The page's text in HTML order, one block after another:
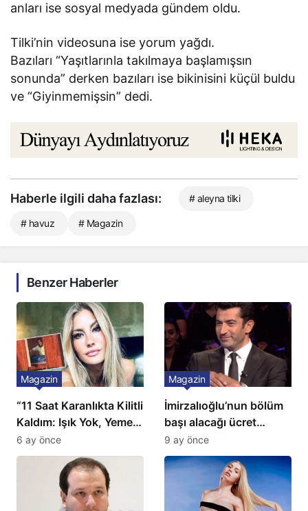
anları ise sosyal medyada gündem oldu.
Tilki’nin videosuna ise yorum yağdı.
Bazıları “Yaşıtlarınla takılmaya başlamışsın
sonunda” derken bazıları ise bikinisini küçül buldu
ve “Giyinmemişsin” dedi.
Haberle ilgili daha fazlası: # aleyna tilki
# havuz # Magazin
Benzer Haberler
“11 Saat Karanlıkta Kilitli
Kaldım: Işık Yok, Yemek
Yok, Tuvalet Yok!”
Çağla Şikel’den Şok
Magazin
6 ay önce
İmirzalıoğlu’nun bölüm
başı alacağı ücret
Türkiye’de bir ilk:
Gözünü 2 ilçeye dikti!
Magazin
9 ay önce